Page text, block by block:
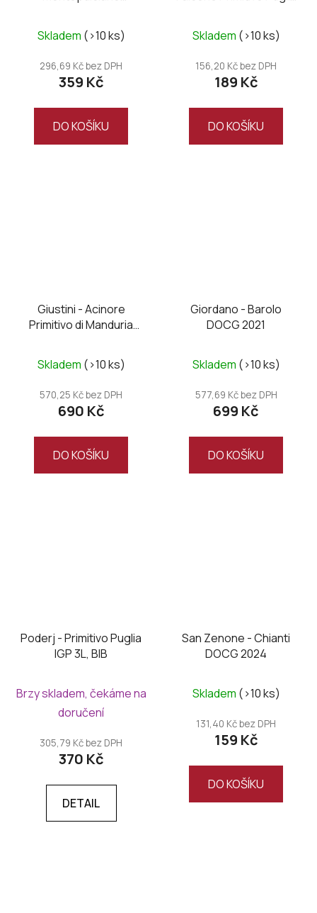
Skladem (>10 ks)
296,69 Kč bez DPH
359 Kč
DO KOŠÍKU
Skladem (>10 ks)
156,20 Kč bez DPH
189 Kč
DO KOŠÍKU
Giustini - Acinore
Primitivo di Manduria
Skladem (>10 ks)
570,25 Kč bez DPH
690 Kč
DO KOŠÍKU
Giordano - Barolo
DOCG 2021
Skladem (>10 ks)
577,69 Kč bez DPH
699 Kč
DO KOŠÍKU
Poderj - Primitivo Puglia
IGP 3L, BIB
hodnocení
produktu
je
5,0
5
Brzy skladem, čekáme na
doručení
305,79 Kč bez DPH
370 Kč
DETAIL
San Zenone - Chianti
DOCG 2024
Skladem (>10 ks)
131,40 Kč bez DPH
159 Kč
DO KOŠÍKU